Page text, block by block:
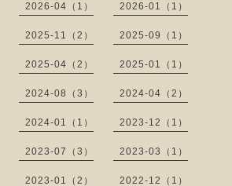
2026-04（1） 2026-01（1）
2025-11（2） 2025-09（1）
2025-04（2） 2025-01（1）
2024-08（3） 2024-04（2）
2024-01（1） 2023-12（1）
2023-07（3） 2023-03（1）
2023-01（2） 2022-12（1）